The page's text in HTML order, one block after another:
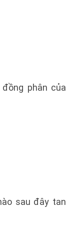
phân của
sau đây tan